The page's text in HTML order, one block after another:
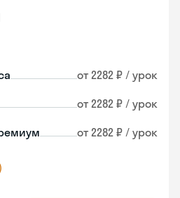
от 2282 ₽ / урок
от 2282 ₽ / урок
от 2282 ₽ / урок